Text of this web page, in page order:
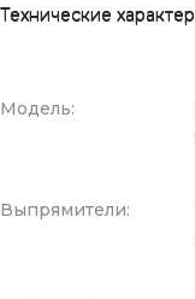
Технические
Модель:
Выпрямители: